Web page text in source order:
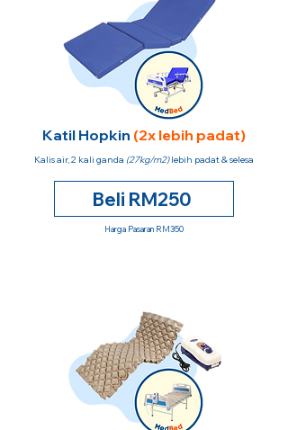
Katil Hopkin (2x lebih padat)
Kalis air, 2 kali ganda (27kg/m2)lebih padat & selesa
Beli RM250
Harga Pasaran RM350